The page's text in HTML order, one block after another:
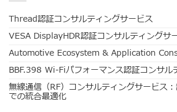
Thread認証コンサルティングサービス
VESA DisplayHDR認証コンサルティングサ
Automotive Ecosystem & Application
BBF.398 Wi-Fiパフォーマンス認証コンサル
無線通信（RF）コンサルティングサービス
での統合最適化